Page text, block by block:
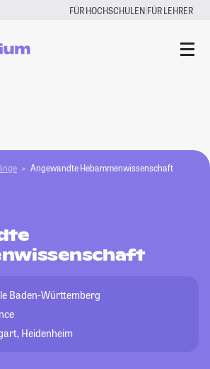
FÜR HOCHSCHULEN|FÜR LEHRER
Angewandte Hebammenwissenschaft
Baden-Württemberg
Heidenheim